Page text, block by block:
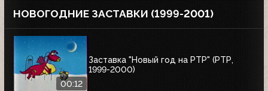
НОВОГОДНИЕ ЗАСТАВКИ (1999-2001)
00:12
Заставка "Новый год на РТР" (РТР,
1999-2000)